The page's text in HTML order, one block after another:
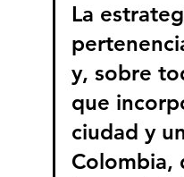
La
y, sobre
que
ciudad y
Colombia,